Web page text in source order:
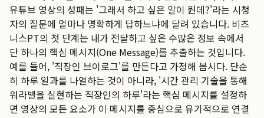
유튜브 영상의 성패는 '그래서 하고 싶은 말이 뭔데?'라는 시청
자의 질문에 얼마나 명확하게 답하느냐에 달려 있습니다. 비즈
니스PT의 첫 단계는 내가 전달하고 싶은 수많은 정보 속에서
단 하나의 핵심 메시지(One Message)를 추출하는 것입니다.
예를 들어, '직장인 브이로그'를 만든다고 가정해 봅시다. 단순
히 하루 일과를 나열하는 것이 아니라, '시간 관리 기술을 통해
워라밸을 실현하는 직장인의 하루'라는 핵심 메시지를 설정하
면 영상의 모든 요소가 이 메시지를 중심으로 유기적으로 연결